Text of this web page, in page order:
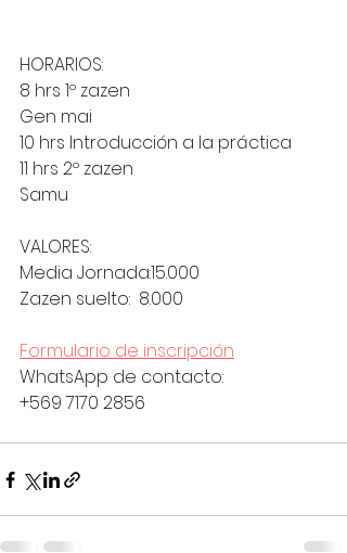
HORARIOS:
8 hrs 1º zazen
Gen mai
10 hrs Introducción a la práctica
11 hrs 2º zazen
Samu
VALORES:
Media Jornada:15.000
Zazen suelto:  8.000
Formulario de inscripción
WhatsApp de contacto:
+569 7170 2856